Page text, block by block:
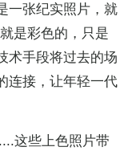
一张纪实照片，就
是彩色的，只是
术手段将过去的场
连接，让年轻一代